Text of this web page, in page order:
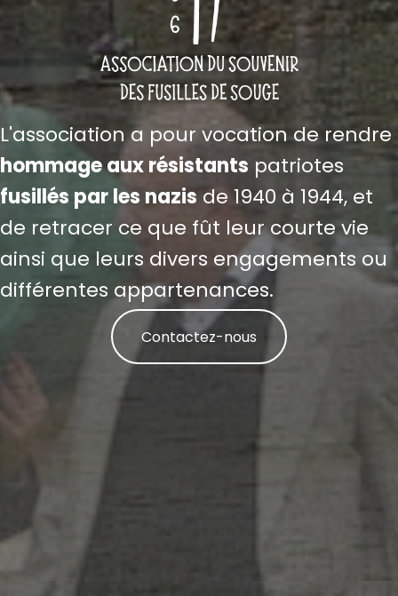
L'association a pour vocation de rendre
hommage aux résistants patriotes
fusillés par les nazisde 1940 à 1944, et
de retracer ce que fût leur courte vie
ainsi que leurs divers engagements ou
différentes appartenances.
Contactez-nous